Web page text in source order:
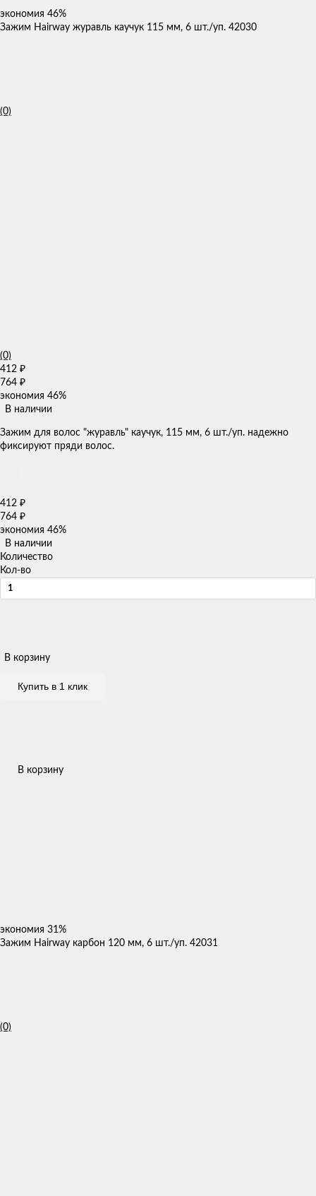
экономия 46%
Зажим Hairway журавль каучук 115 мм, 6 шт./уп. 42030
(0)
(0)
412 ₽
764 ₽
экономия 46%
В наличии
​Зажим для волос "журавль" каучук, 115 мм, 6 шт./уп.​ надежно
фиксируют пряди волос.
412 ₽
764 ₽
экономия 46%
В наличии
Количество
Кол-во
В корзину
Купить в 1 клик
В корзину
экономия 31%
Зажим Hairway карбон 120 мм, 6 шт./уп. 42031
(0)